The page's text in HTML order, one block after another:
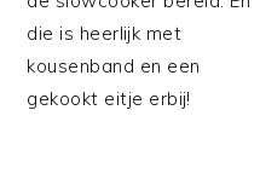
die is heerlijk met
kousenband en een
gekookt eitje erbij!